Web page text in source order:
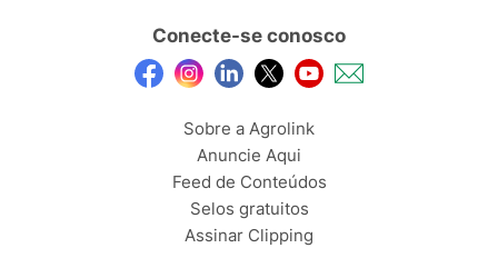
Conecte-se conosco
Sobre a Agrolink
Anuncie Aqui
Feed de Conteúdos
Selos gratuitos
Assinar Clipping